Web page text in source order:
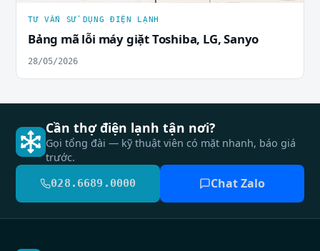
TƯ VẤN SỬ DỤNG ĐIỆN LẠNH
Bảng mã lỗi máy giặt Toshiba, LG, Sanyo
28/05/2026
Cần thợ điện lạnh tận nơi?
Gọi tổng đài — kỹ thuật viên có mặt nhanh, báo giá
trước.
028.6689.0000 Chat Zalo